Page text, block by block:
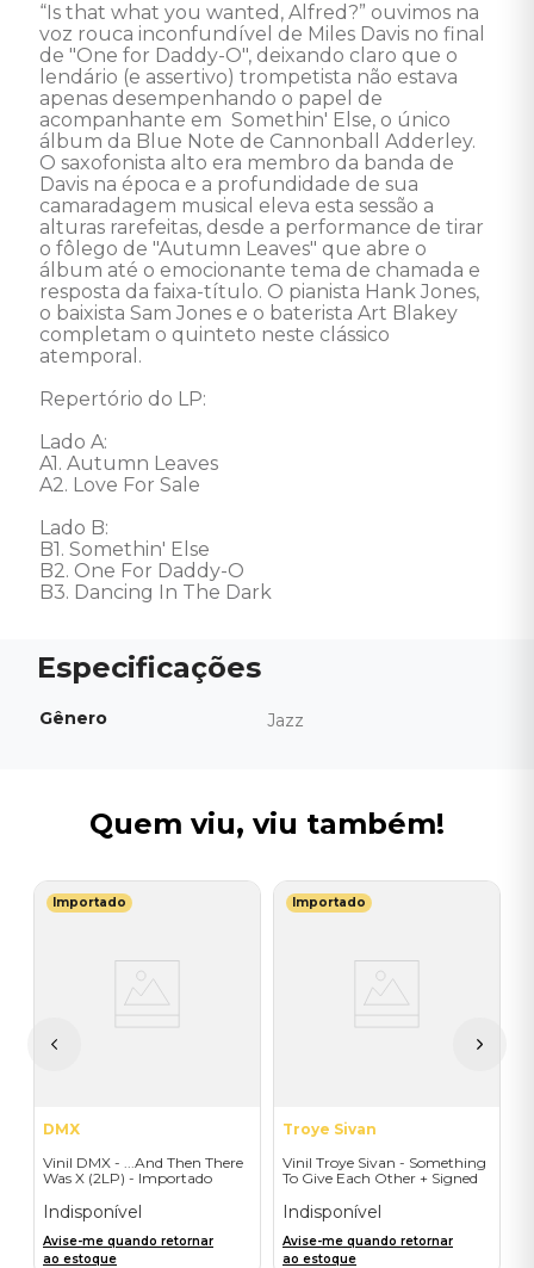
“Is that what you wanted, Alfred?” ouvimos na
voz rouca inconfundível de Miles Davis no final
de "One for Daddy-O", deixando claro que o
lendário (e assertivo) trompetista não estava
apenas desempenhando o papel de
acompanhante em  Somethin' Else, o único
álbum da Blue Note de Cannonball Adderley.
O saxofonista alto era membro da banda de
Davis na época e a profundidade de sua
camaradagem musical eleva esta sessão a
alturas rarefeitas, desde a performance de tirar
o fôlego de "Autumn Leaves" que abre o
álbum até o emocionante tema de chamada e
resposta da faixa-título. O pianista Hank Jones,
o baixista Sam Jones e o baterista Art Blakey
completam o quinteto neste clássico
atemporal.
Repertório do LP:
Lado A:
A1. Autumn Leaves
A2. Love For Sale
Lado B:
B1. Somethin' Else
B2. One For Daddy-O
B3. Dancing In The Dark
Gênero Jazz
Quem viu, viu também!
Importado
DMX
Vinil DMX - ...And Then There
Was X (2LP) - Importado
Indisponível
Avise-me quando retornar
ao estoque
Importado
Troye Sivan
Vinil Troye Sivan - Something
To Give Each Other + Signed
Indisponível
Avise-me quando retornar
ao estoque